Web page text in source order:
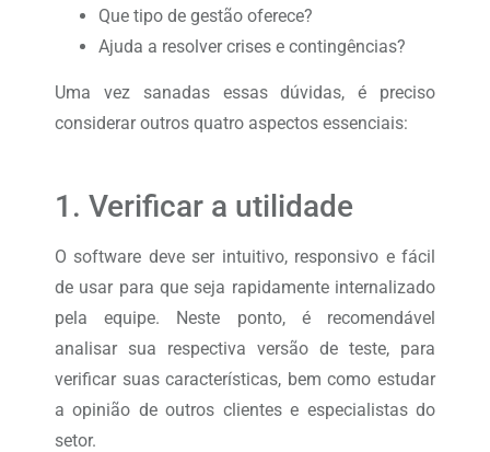
Que tipo de gestão oferece?
Ajuda a resolver crises e contingências?
Uma vez sanadas essas dúvidas, é preciso
considerar outros quatro aspectos essenciais:
1. Verificar a utilidade
O software deve ser intuitivo, responsivo e fácil
de usar para que seja rapidamente internalizado
pela equipe. Neste ponto, é recomendável
analisar sua respectiva versão de teste, para
verificar suas características, bem como estudar
a opinião de outros clientes e especialistas do
setor.